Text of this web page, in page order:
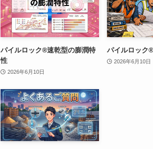
パイルロック®速乾型の膨潤特
性
2026年6月10日
パイルロック
2026年6月10日